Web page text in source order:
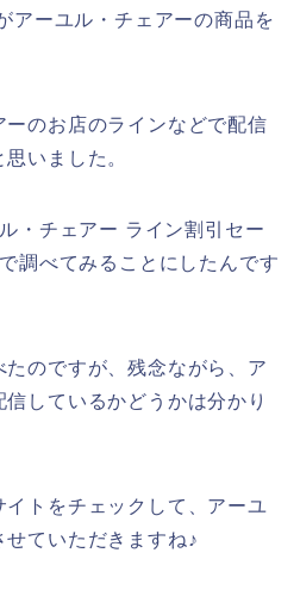
アーユル・チェアーの商品を
のお店のラインなどで配信
いました。
・チェアー ライン割引セー
調べてみることにしたんです
のですが、残念ながら、ア
しているかどうかは分かり
トをチェックして、アーユ
ていただきますね♪